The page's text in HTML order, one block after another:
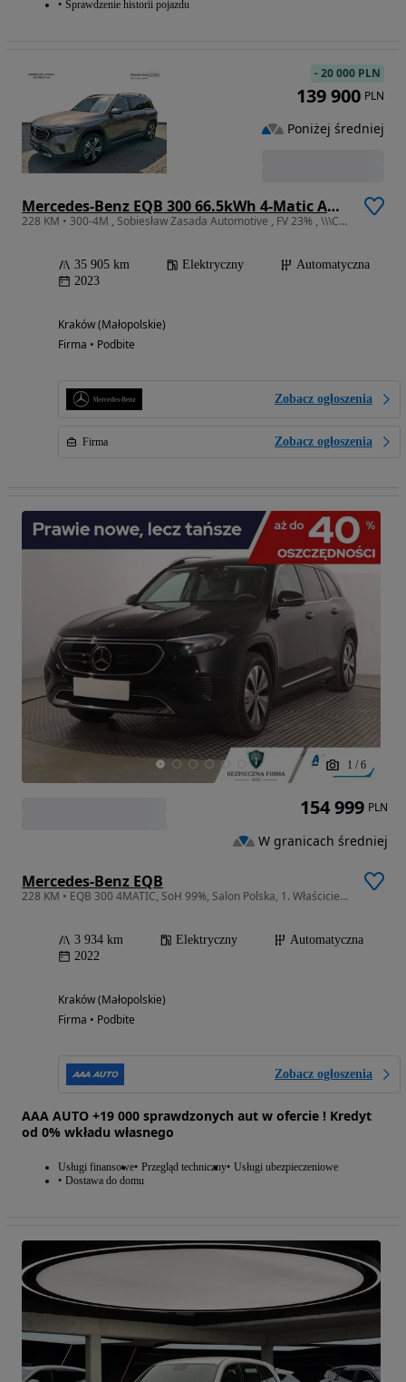
Sprawdzenie historii pojazdu
Mercedes-Benz EQB 300 66.5kWh 4-Matic AMG
228 KM • 300-4M , Sobiesław Zasada Automotive , FV 23% , \\\Certified///
35 905 km Elektryczny
Automatyczna
2023
Kraków (Małopolskie)
Firma • Podbite
Zobacz ogłoszenia
Firma Zobacz ogłoszenia
-20 000 PLN
139 900 PLN
Poniżej średniej
1 / 6
Mercedes-Benz EQB
228 KM • EQB 300 4MATIC, SoH 99%, Salon Polska, 1. Właściciel, Serwis ASO,
3 934 km Elektryczny
Automatyczna
2022
Kraków (Małopolskie)
Firma • Podbite
Zobacz ogłoszenia
AAA AUTO +19 000 sprawdzonych aut w ofercie ! Kredyt
od 0% wkładu własnego
Usługi finansowe Przegląd techniczny Usługi ubezpieczeniowe
Dostawa do domu
154 999 PLN
W granicach średniej